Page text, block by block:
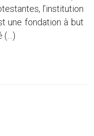
l’institution
une fondation à but
(…)